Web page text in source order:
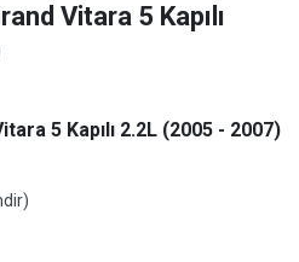
Vitara 5 Kapılı
5 Kapılı 2.2L (2005 - 2007)